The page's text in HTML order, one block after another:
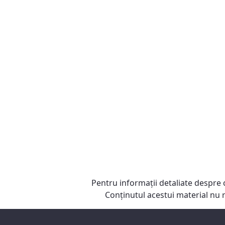
Pentru informaţii detaliate despre
Conţinutul acestui material nu